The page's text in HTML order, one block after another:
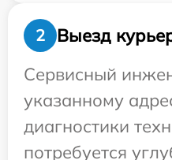
2
Выезд
Сервисный
указанному
диагностики
потребуется